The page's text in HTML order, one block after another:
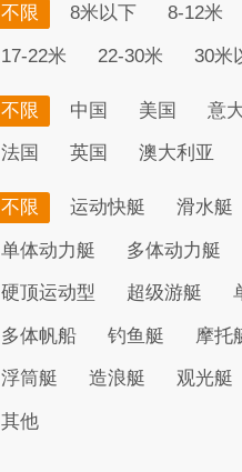
不限 8米以下 8-12米
17-22米 22-30米 30米
不限 中国 美国 意
法国 英国 澳大利亚
不限 运动快艇 滑水艇
单体动力艇 多体动力艇
硬顶运动型 超级游艇
多体帆船 钓鱼艇 摩托
浮筒艇 造浪艇 观光艇
其他